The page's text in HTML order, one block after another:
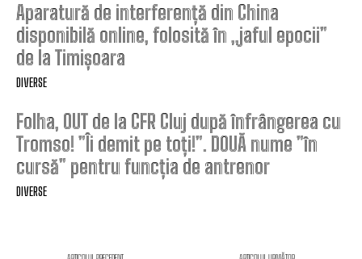
Aparatură de interferență din China
disponibilă online, folosită în „jaful epocii”
de la Timișoara
DIVERSE
Folha, OUT de la CFR Cluj după înfrângerea cu
Tromso! ”Îi demit pe toți!”. DOUĂ nume ”în
cursă” pentru funcția de antrenor
DIVERSE